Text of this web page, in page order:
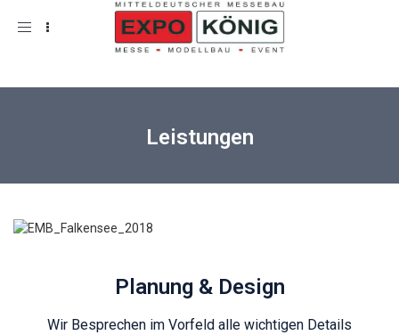
Toggle
Leistungen
Planung & Design
Wir Besprechen im Vorfeld alle wichtigen Details